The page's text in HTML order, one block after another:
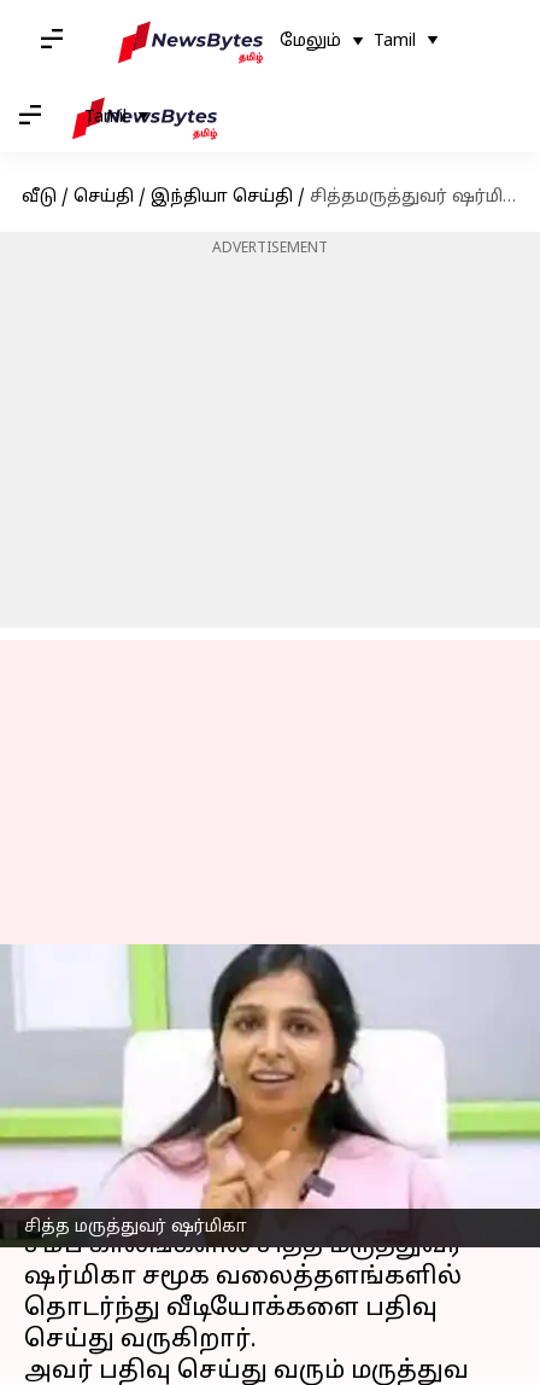
மேலும் Tamil
Tamil
வீடு / செய்தி / இந்தியா செய்தி / சித்தமருத்துவர் ஷர்மிகா மீது புகார்-இந்திய மருத்துவ இயக்குனரகம் நோட்டிஸ்
ADVERTISEMENT
சித்த மருத்துவர் ஷர்மிகா
சித்தமருத்துவர் ஷர்மிகா
மீது புகார்-இந்திய
மருத்துவ இயக்குனரகம்
Nivetha P Jan 09, 2023 02:02 pm
செய்தி முன்னோட்டம்
சமீப காலங்களில் சித்த மருத்துவர்
ஷர்மிகா சமூக வலைத்தளங்களில்
தொடர்ந்து வீடியோக்களை பதிவு
செய்து வருகிறார்.
அவர் பதிவு செய்து வரும் மருத்துவ